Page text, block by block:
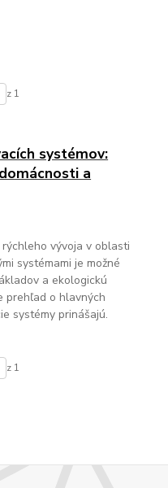
filtra na vodu
pitná voda
z 1
systémov:
a
vývoja v oblasti
systémami je možné
a ekologickú
prehľad o hlavných
systémy prinášajú.
z 1